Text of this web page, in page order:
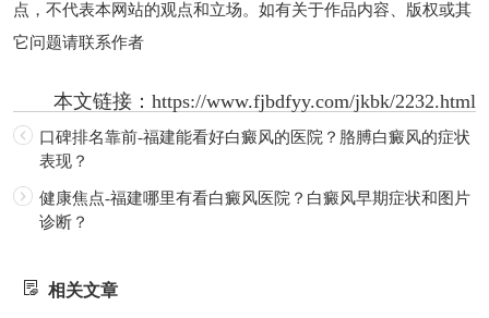
点，不代表本网站的观点和立场。如有关于作品内容、版权或其
它问题请联系作者
本文链接：https://www.fjbdfyy.com/jkbk/2232.html
口碑排名靠前-福建能看好白癜风的医院？胳膊白癜风的症状
表现？
健康焦点-福建哪里有看白癜风医院？白癜风早期症状和图片
诊断？
相关文章